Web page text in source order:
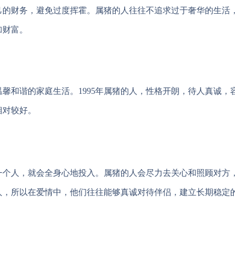
财务，避免过度挥霍。属猪的人往往不追求过于奢华的生活
富。
和谐的家庭生活。1995年属猪的人，性格开朗，待人真诚，
较好。
人，就会全身心地投入。属猪的人会尽力去关心和照顾对方
所以在爱情中，他们往往能够真诚对待伴侣，建立长期稳定